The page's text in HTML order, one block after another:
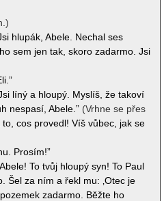
hlupák, Abele. Nechal ses
sem jen tak, skoro zadarmo. Jsi
líný a hloupý. Myslíš, že takoví
nespasí, Abele.” (Vrhne se přes
to, cos provedl! Víš vůbec, jak se
Prosím!”
To tvůj hloupý syn! To Paul
Šel za ním a řekl mu: ‚Otec je
zadarmo. Běžte ho